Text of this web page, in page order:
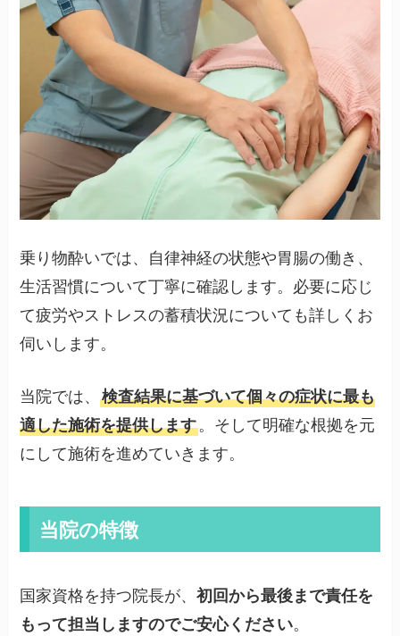
乗り物酔いでは、自律神経の状態や胃腸の働き、
生活習慣について丁寧に確認します。必要に応じ
て疲労やストレスの蓄積状況についても詳しくお
伺いします。
当院では、検査結果に基づいて個々の症状に最も
適した施術を提供します。そして明確な根拠を元
にして施術を進めていきます。
当院の特徴
国家資格を持つ院長が、初回から最後まで責任を
もって担当しますのでご安心ください。